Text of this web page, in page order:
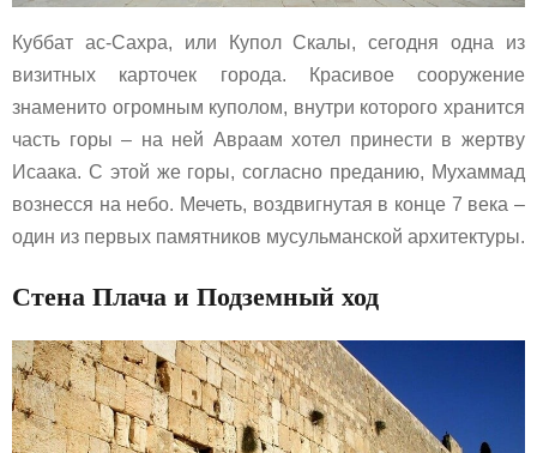
Куббат ас-Сахра, или Купол Скалы, сегодня одна из
визитных карточек города. Красивое сооружение
знаменито огромным куполом, внутри которого хранится
часть горы – на ней Авраам хотел принести в жертву
Исаака. С этой же горы, согласно преданию, Мухаммад
вознесся на небо. Мечеть, воздвигнутая в конце 7 века –
один из первых памятников мусульманской архитектуры.
Стена Плача и Подземный ход